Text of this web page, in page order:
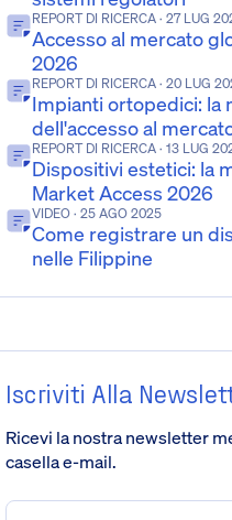
REPORT DI RICERCA · 27 LUG
Accesso al mercato
2026
REPORT DI RICERCA · 20 LUG
Impianti ortopedici: la
dell'accesso al
REPORT DI RICERCA · 13 LUG
Dispositivi estetici: la
Market Access 2026
VIDEO · 25 AGO 2025
Come registrare un
nelle Filippine
Iscriviti Alla
Ricevi la nostra newsletter
casella e-mail.